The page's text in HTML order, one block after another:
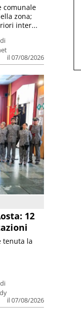
di
il 07/08/2026
comunale
zona;
inter...
12
di
il 07/08/2026
tenuta la